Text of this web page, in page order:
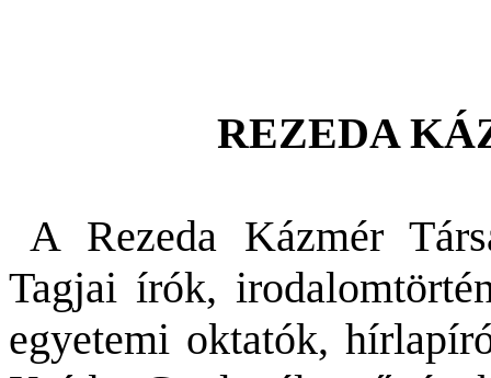
REZEDA
A Rezeda Kázmér
Tagjai írók,
egyetemi oktatók,